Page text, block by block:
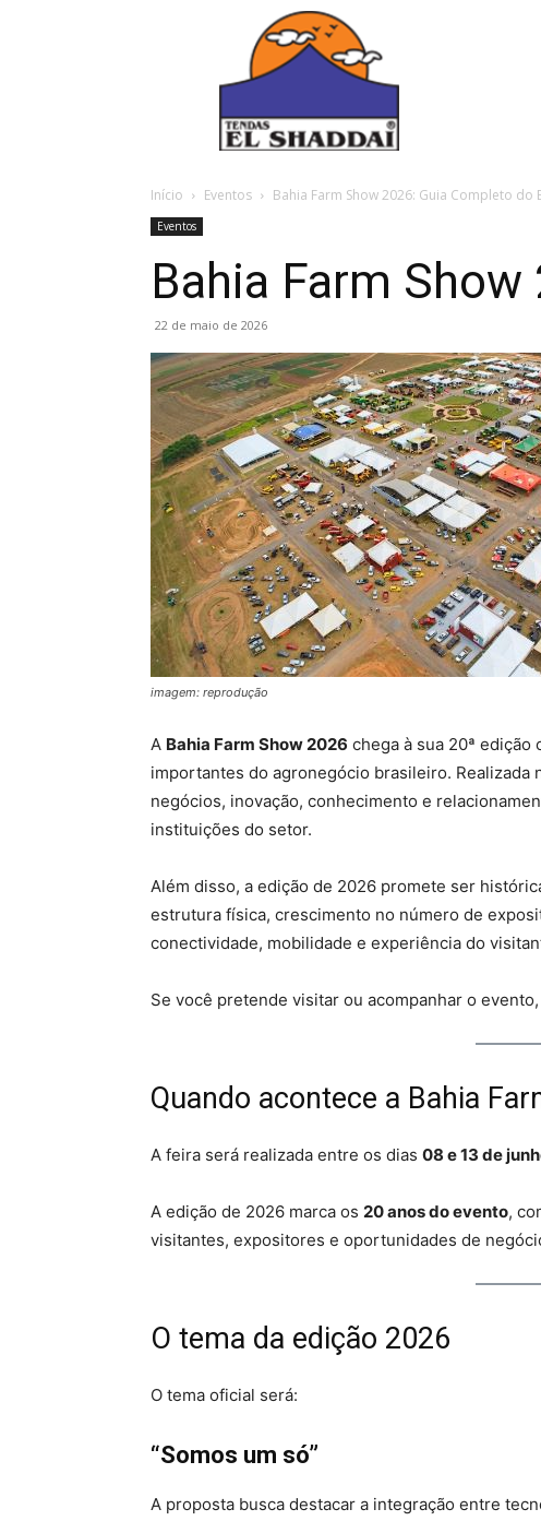
Início Eventos Bahia Farm Show 2026: Guia Completo do
Eventos
Bahia Farm
22 de maio de 2026
imagem: reprodução
A Bahia Farm Show 2026 chega à sua 20ª
importantes do agronegócio brasileiro. Realizada
negócios, inovação, conhecimento e
instituições do setor.
Além disso, a edição de 2026 promete ser
estrutura física, crescimento no número de
conectividade, mobilidade e experiência do
Se você pretende visitar ou acompanhar o
Quando acontece a Bahia
A feira será realizada entre os dias 08 e 13 de
A edição de 2026 marca os 20 anos do evento,
visitantes, expositores e oportunidades de
O tema da edição 2026
O tema oficial será:
“Somos um só”
A proposta busca destacar a integração entre